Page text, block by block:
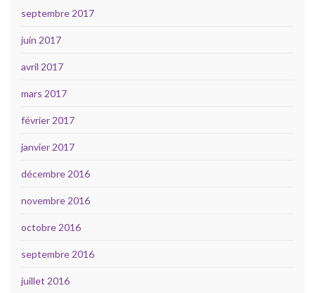
septembre 2017
juin 2017
avril 2017
mars 2017
février 2017
janvier 2017
décembre 2016
novembre 2016
octobre 2016
septembre 2016
juillet 2016